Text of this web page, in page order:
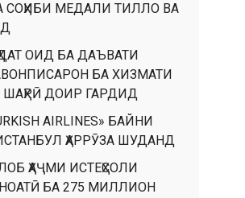
СОҲИБИ МЕДАЛИ ТИЛЛО ВА
ОИД БА ДАЪВАТИ
БА ХИЗМАТИ
ШАҲРӢ ДОИР ГАРДИД
AIRLINES» БАЙНИ
ҲАРРӮЗА ШУДАНД
ҲАҶМИ ИСТЕҲСОЛИ
БА 275 МИЛЛИОН